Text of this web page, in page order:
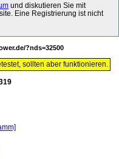
und diskutieren Sie mit
Eine Registrierung ist nicht
?nds=32500
sollten aber funktionieren.